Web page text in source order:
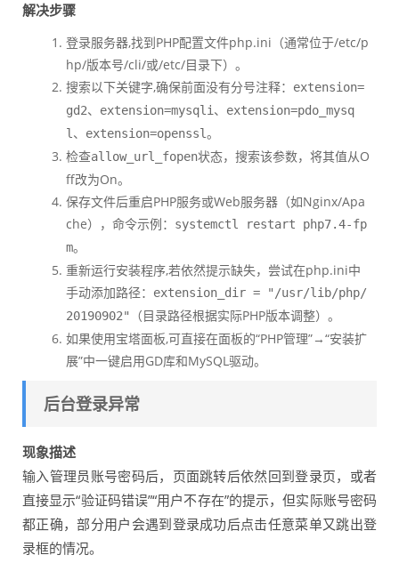
解决步骤
登录服务器,找到PHP配置文件php.ini（通常位于/etc/p
hp/版本号/cli/或/etc/目录下）。
搜索以下关键字,确保前面没有分号注释：
extension=
gd2、 extension=mysqli、
extension=pdo_mysq
l、 extension=openssl。
检查allow_url_fopen状态，搜索该参数，将其值从O
ff改为On。
保存文件后重启PHP服务或Web服务器（如Nginx/Apa
che），命令示例：
systemctl restart php7.4-fp
m。
重新运行安装程序,若依然提示缺失，尝试在php.ini中
手动添加路径：
extension_dir = "/usr/lib/php/
20190902"
（目录路径根据实际PHP版本调整）。
如果使用宝塔面板,可直接在面板的“PHP管理”→“安装扩
展”中一键启用GD库和MySQL驱动。
后台登录异常
现象描述
输入管理员账号密码后，页面跳转后依然回到登录页，或者
直接显示“验证码错误”“用户不存在”的提示，但实际账号密码
都正确，部分用户会遇到登录成功后点击任意菜单又跳出登
录框的情况。